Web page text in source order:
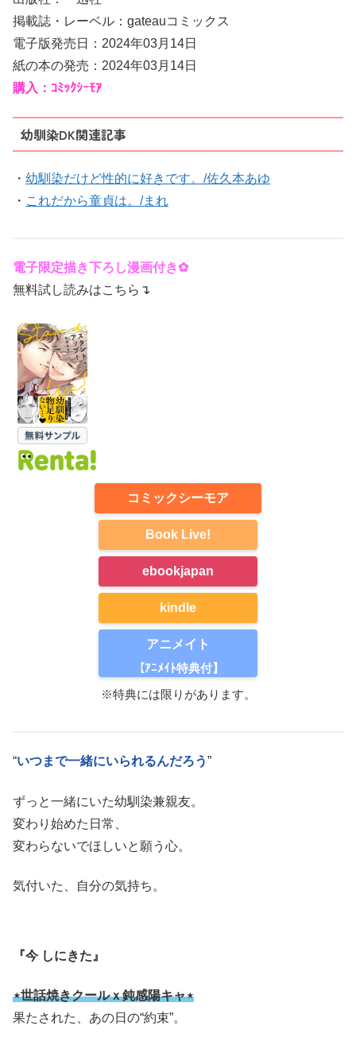
掲載誌・レーベル：gateauコミックス
電子版発売日：2024年03月14日
紙の本の発売：2024年03月14日
購入：ｺﾐｯｸｼｰﾓｱ
幼馴染DK関連記事
・ 幼馴染だけど性的に好きです。/佐久本あゆ
・ これだから童貞は。/まれ
電子限定描き下ろし漫画付き✿
無料試し読みはこちら↴
コミックシーモア
Book Live!
ebookjapan
kindle
アニメイト
【ｱﾆﾒｲﾄ特典付】
※特典には限りがあります。
“いつまで一緒にいられるんだろう”
ずっと一緒にいた幼馴染兼親友。
変わり始めた日常、
変わらないでほしいと願う心。
気付いた、自分の気持ち。
『今 しにきた』
⋆世話焼きクールｘ鈍感陽キャ⋆
果たされた、あの日の“約束”。